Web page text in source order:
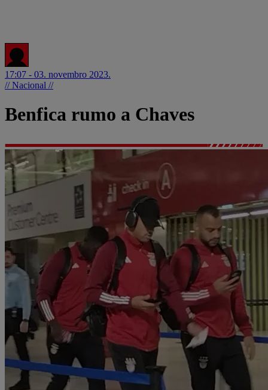
17:07 - 03. novembro 2023.
// Nacional //
Benfica rumo a Chaves